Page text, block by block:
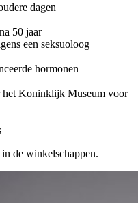
dagen
50 jaar
een seksuoloog
hormonen
het Koninklijk Museum voor
in de winkelschappen.